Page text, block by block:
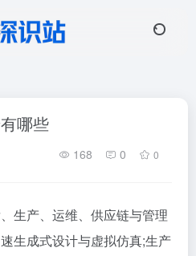
哪些
168 0 0
生产、运维、供应链与管理
生成式设计与虚拟仿真;生产